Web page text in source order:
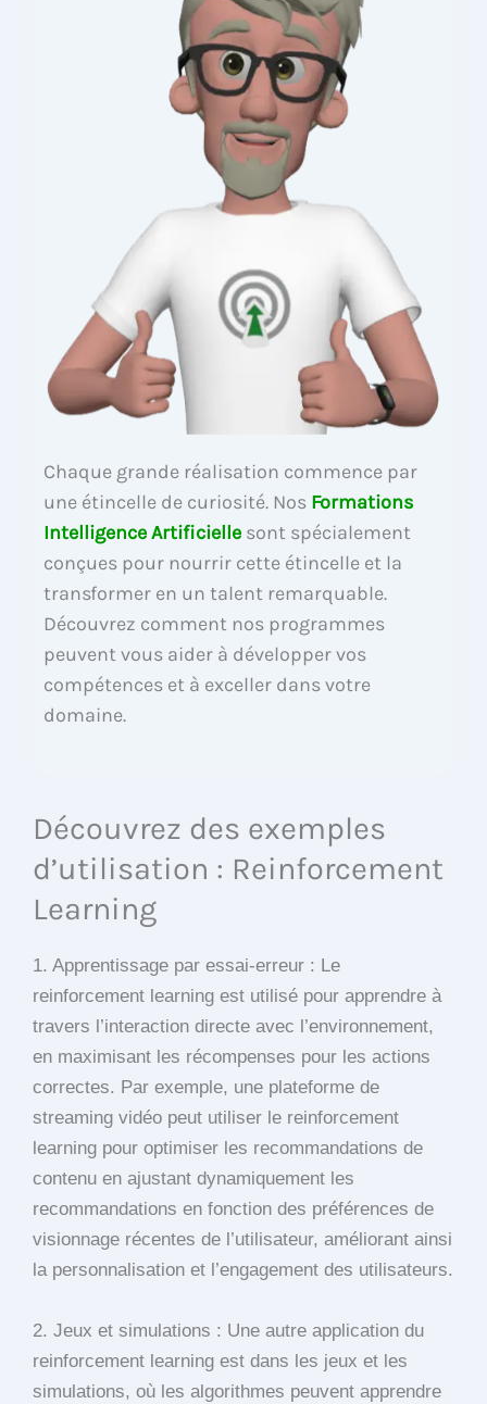
Chaque grande réalisation commence par
une étincelle de curiosité. Nos Formations
Intelligence Artificielle sont spécialement
conçues pour nourrir cette étincelle et la
transformer en un talent remarquable.
Découvrez comment nos programmes
peuvent vous aider à développer vos
compétences et à exceller dans votre
domaine.
Découvrez des exemples
d’utilisation : Reinforcement
Learning
1. Apprentissage par essai-erreur : Le
reinforcement learning est utilisé pour apprendre à
travers l’interaction directe avec l’environnement,
en maximisant les récompenses pour les actions
correctes. Par exemple, une plateforme de
streaming vidéo peut utiliser le reinforcement
learning pour optimiser les recommandations de
contenu en ajustant dynamiquement les
recommandations en fonction des préférences de
visionnage récentes de l’utilisateur, améliorant ainsi
la personnalisation et l’engagement des utilisateurs.
2. Jeux et simulations : Une autre application du
reinforcement learning est dans les jeux et les
simulations, où les algorithmes peuvent apprendre